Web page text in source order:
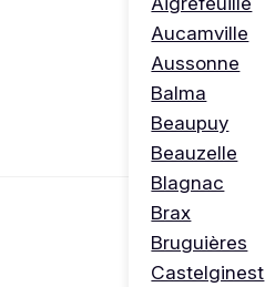
Aucamville
Aussonne
Balma
Beaupuy
Beauzelle
Blagnac
Brax
Bruguières
Castelginest